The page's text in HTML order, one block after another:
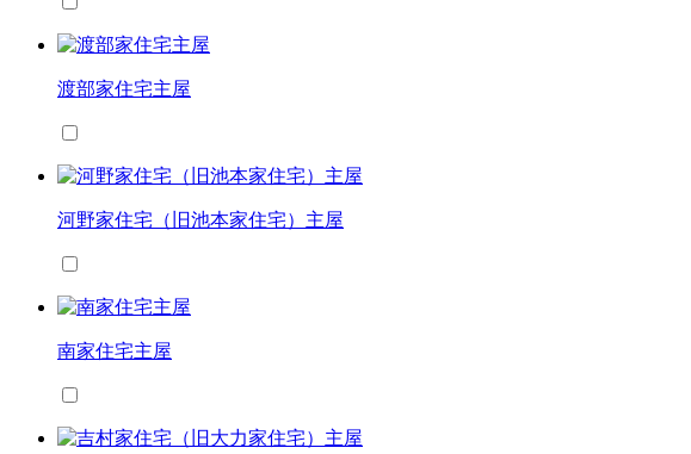
渡部家住宅主屋
河野家住宅（旧池本家住宅）主屋
南家住宅主屋